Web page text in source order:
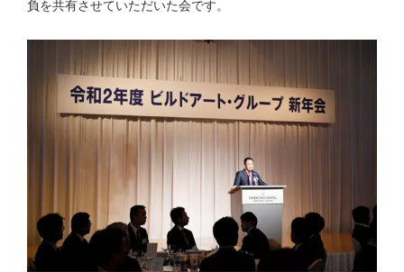
負を共有させていただいた会です。